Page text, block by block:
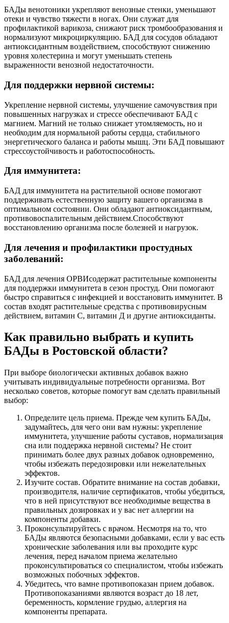
БАДы венотоники укрепляют венозные стенки, уменьшают
отеки и чувство тяжести в ногах. Они служат для
профилактикой варикоза, снижают риск тромбообразования и
нормализуют микроциркуляцию. БАД для сосудов обладают
антиоксидантным воздействием, способствуют снижению
уровня холестерина и могут уменьшать степень
выраженности венозной недостаточности.
Для поддержки нервной системы:
Укрепление нервной системы, улучшение самочувствия при
повышенных нагрузках и стрессе обеспечивают БАД с
магнием. Mагний не только снижает утомляемость, но и
необходим для нормальной работы сердца, стабильного
энергетического баланса и работы мышц. Эти БАД повышают
стрессоустойчивость и работоспособность.
Для иммунитета:
БАД для иммунитета на растительной основе помогают
поддерживать естественную защиту вашего организма в
оптимальном состоянии. Они обладают антиоксидантным,
противовоспалительным действием.Способствуют
восстановлению организма после болезней и нагрузок.
Для лечения и профилактики простудных
заболеваний:
БАД для лечения ОРВИсодержат растительные компоненты
для поддержки иммунитета в сезон простуд. Они помогают
быстро справиться с инфекцией и восстановить иммунитет. В
состав входят растительные средства с противовирусным
действием, витамин С, витамин Д и другие антиоксиданты.
Как правильно выбрать и купить
БАДы в Ростовской области?
При выборе биологически активных добавок важно
учитывать индивидуальные потребности организма. Вот
несколько советов, которые помогут вам сделать правильный
выбор:
Определите цель приема. Прежде чем купить БАДы,
задумайтесь, для чего они вам нужны: укрепление
иммунитета, улучшение работы суставов, нормализация
сна или поддержка нервной системы? Не стоит
принимать более двух разных добавок одновременно,
чтобы избежать передозировки или нежелательных
эффектов.
Изучите состав. Обратите внимание на состав добавки,
производителя, наличие сертификатов, чтобы убедиться,
что в ней присутствуют все необходимые вещества в
правильных дозировках и у вас нет аллергии на
компоненты добавки.
Проконсультируйтесь с врачом. Несмотря на то, что
БАДы являются безопасными добавками, если у вас есть
хронические заболевания или вы проходите курс
лечения, перед началом приема желательно
проконсультироваться со специалистом, чтобы избежать
возможных побочных эффектов.
Убедитесь, что вамне противопоказан прием добавок.
Противопоказаниями являются возраст до 18 лет,
беременность, кормление грудью, аллергия на
компоненты препарата.